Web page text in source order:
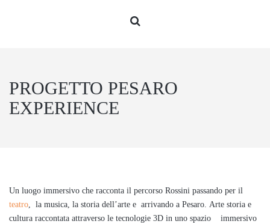
PROGETTO PESARO
EXPERIENCE
Un luogo immersivo che racconta il percorso Rossini passando per il
teatro, la musica, la storia dell’arte e arrivando a Pesaro. Arte storia e
cultura raccontata attraverso le tecnologie 3D in uno spazio immersivo